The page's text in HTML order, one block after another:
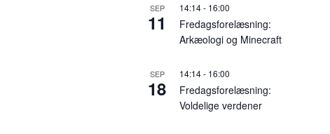
SEP
11
14:14- 16:00
Fredagsforelæsning:
Arkæologi og Minecraft
SEP
18
14:14- 16:00
Fredagsforelæsning:
Voldelige verdener